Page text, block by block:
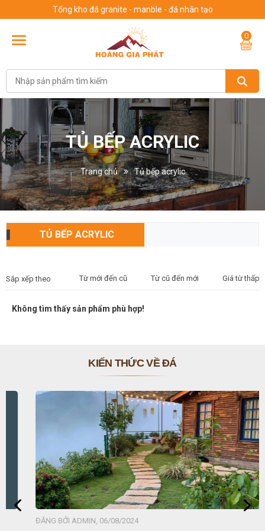
Tổng kho đá granite - manble - đá nhân tạo
0
TỦ BẾP ACRYLIC
Trang chủ Tủ bếp acrylic
TỦ BẾP ACRYLIC
Sắp xếp theo Từ mới đến cũ Từ cũ đến mới Giá từ thấp
Không tìm thấy sản phẩm phù hợp!
KIẾN THỨC VỀ ĐÁ
ĐĂNG BỞI ADMIN, 06/08/2024